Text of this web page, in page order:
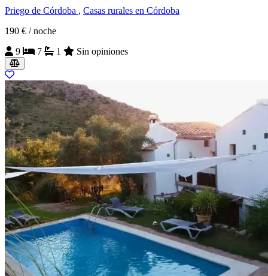
Priego de Córdoba , Casas rurales en Córdoba
190 € / noche
9
7 1 Sin opiniones